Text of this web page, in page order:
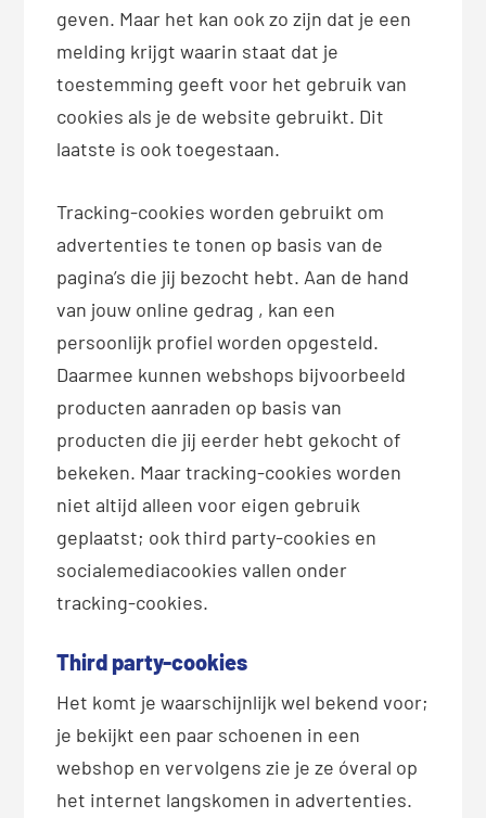
geven. Maar het kan ook zo zijn dat je een
melding krijgt waarin staat dat je
toestemming geeft voor het gebruik van
cookies als je de website gebruikt. Dit
laatste is ook toegestaan.
Tracking-cookies worden gebruikt om
advertenties te tonen op basis van de
pagina’s die jij bezocht hebt. Aan de hand
van jouw online gedrag , kan een
persoonlijk profiel worden opgesteld.
Daarmee kunnen webshops bijvoorbeeld
producten aanraden op basis van
producten die jij eerder hebt gekocht of
bekeken. Maar tracking-cookies worden
niet altijd alleen voor eigen gebruik
geplaatst; ook third party-cookies en
socialemediacookies vallen onder
tracking-cookies.
Third party-cookies
Het komt je waarschijnlijk wel bekend voor;
je bekijkt een paar schoenen in een
webshop en vervolgens zie je ze óveral op
het internet langskomen in advertenties.